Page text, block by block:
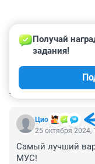
Цио
Получай
задания!
25 октября 2024,
Самый лучший
МУС!